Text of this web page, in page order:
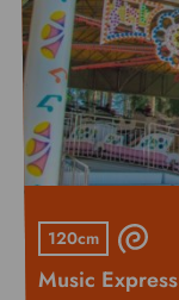
120cm
Music Express